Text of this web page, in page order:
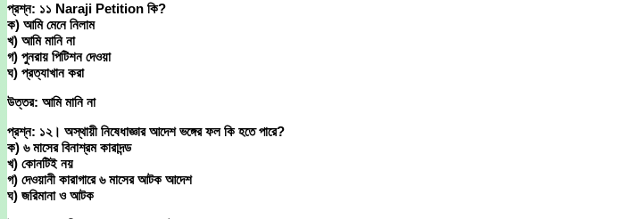
প্রশ্ন: ১১ Naraji Petition কি?
ক) আমি মেনে নিলাম
খ) আমি মানি না
গ) পুনরায় পিটিশন দেওয়া
ঘ) প্রত্যাখান করা
উত্তর: আমি মানি না
প্রশ্ন: ১২। অস্থায়ী নিষেধাজ্ঞার আদেশ ভঙ্গের ফল কি হতে পারে?
ক) ৬ মাসের বিনাশ্রম কারাদন্ড
খ) কোনটিই নয়
গ) দেওয়ানী কারাগারে ৬ মাসের আটক আদেশ
ঘ) জরিমানা ও আটক